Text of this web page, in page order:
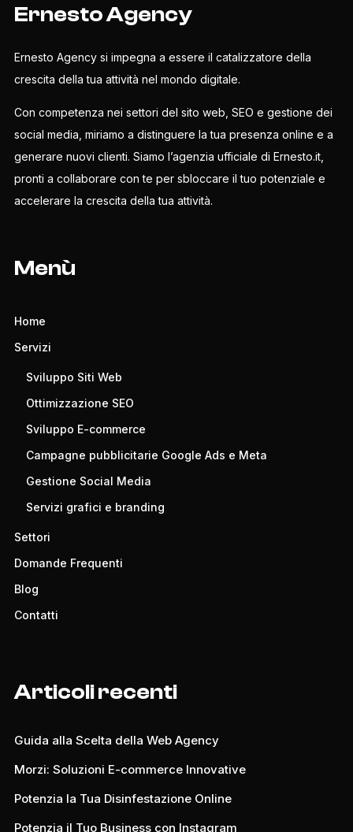
Ernesto Agency
Ernesto Agency si impegna a essere il catalizzatore della
crescita della tua attività nel mondo digitale.
Con competenza nei settori del sito web, SEO e gestione dei
social media, miriamo a distinguere la tua presenza online e a
generare nuovi clienti. Siamo l’agenzia ufficiale di Ernesto.it,
pronti a collaborare con te per sbloccare il tuo potenziale e
accelerare la crescita della tua attività.
Menù
Home
Servizi
Sviluppo Siti Web
Ottimizzazione SEO
Sviluppo E-commerce
Campagne pubblicitarie Google Ads e Meta
Gestione Social Media
Servizi grafici e branding
Settori
Domande Frequenti
Blog
Contatti
Articoli recenti
Guida alla Scelta della Web Agency
Morzi: Soluzioni E-commerce Innovative
Potenzia la Tua Disinfestazione Online
Potenzia il Tuo Business con Instagram